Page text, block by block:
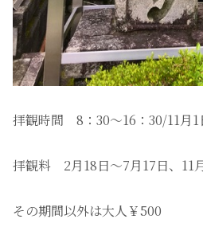
拝観時間 8：30〜16：30/11月1
拝観料 2月18日〜7月17日、
その期間以外は大人￥500